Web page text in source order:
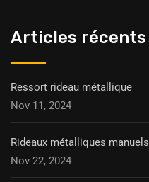
Articles récents
Ressort rideau métallique
Nov 11, 2024
Rideaux métalliques manuels
Nov 22, 2024